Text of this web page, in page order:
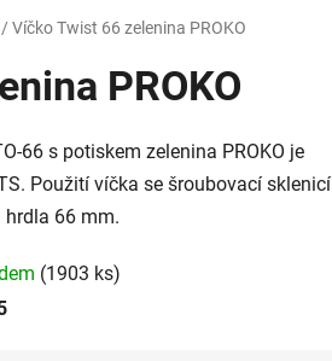
/ Víčko Twist 66 zelenina PROKO
PROKO
66 s potiskem zelenina PROKO je
Použití víčka se šroubovací sklenicí
66 mm.
(1903 ks)